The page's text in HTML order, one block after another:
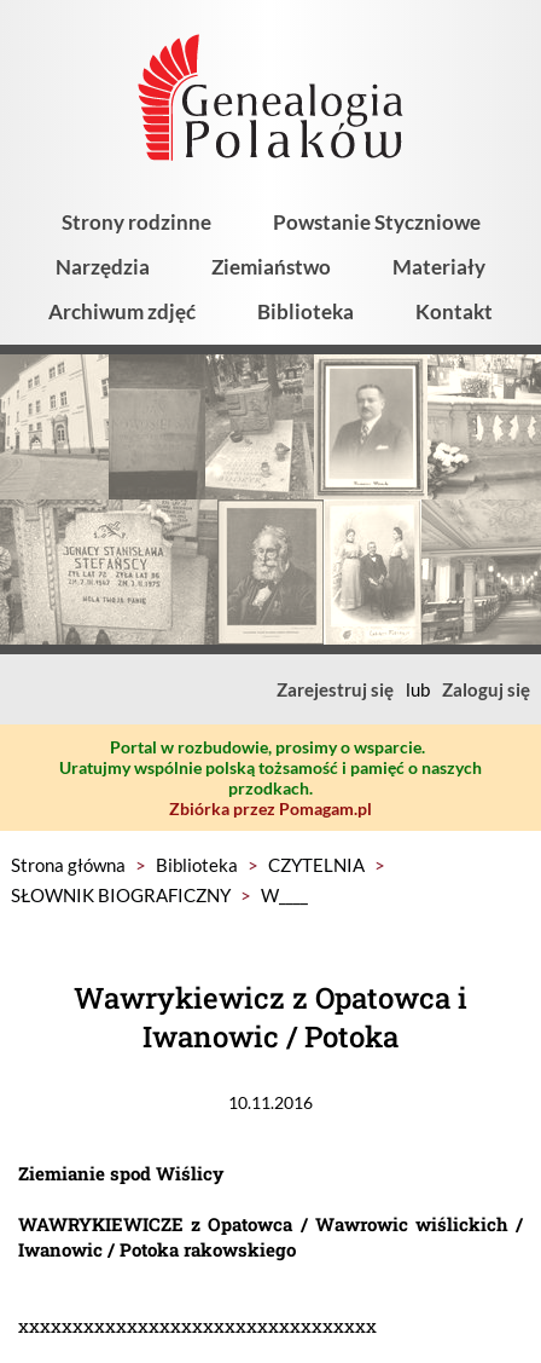
Strony rodzinne
Powstanie Styczniowe
Narzędzia
Ziemiaństwo
Materiały
Archiwum zdjęć
Biblioteka Kontakt
Zarejestruj się lub Zaloguj się
Portal w rozbudowie, prosimy o wsparcie.
Uratujmy wspólnie polską tożsamość i pamięć o naszych
przodkach.
Zbiórka przez Pomagam.pl
Strona główna > Biblioteka > CZYTELNIA >
SŁOWNIK BIOGRAFICZNY > W____
Wawrykiewicz z Opatowca i
Iwanowic / Potoka
10.11.2016
Ziemianie spod Wiślicy
WAWRYKIEWICZE z Opatowca / Wawrowic wiślickich /
Iwanowic / Potoka rakowskiego
xxxxxxxxxxxxxxxxxxxxxxxxxxxxxxxxx